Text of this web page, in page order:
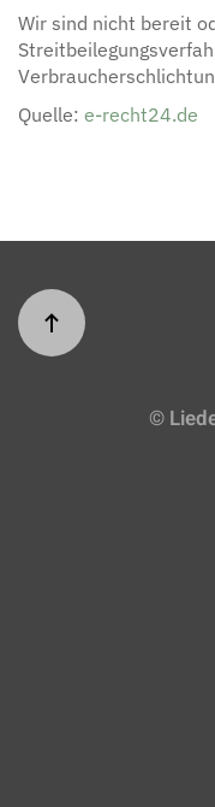
Wir sind nicht bereit
Quelle: e-recht24.de
©